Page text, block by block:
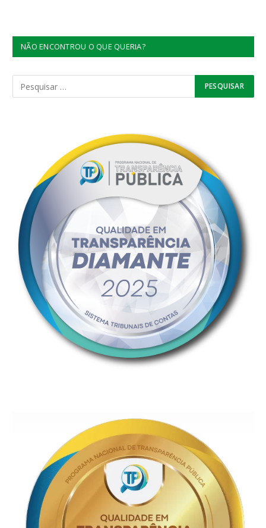
NÃO ENCONTROU O QUE QUERIA?